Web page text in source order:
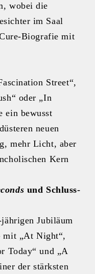
wobei die
im Saal
mit
Street“,
oder „In
ein bewusst
neuen
mehr Licht, aber
Kern
und Schluss-
Jubiläum
mit „At Night“,
Today“ und „A
der stärksten